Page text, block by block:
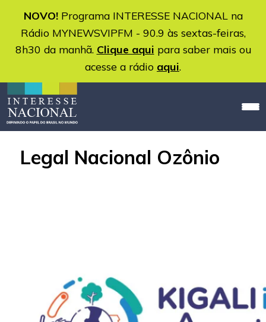
NOVO!Programa INTERESSE NACIONAL na
Rádio MYNEWSVIPFM - 90.9 às sextas-feiras,
8h30 da manhã. Clique aqui para saber mais ou
acesse a rádio aqui.
Legal Nacional Ozônio